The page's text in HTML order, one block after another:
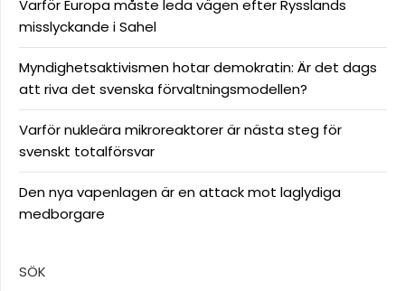
Varför Europa måste leda vägen efter Rysslands
misslyckande i Sahel
Myndighetsaktivismen hotar demokratin: Är det dags
att riva det svenska förvaltningsmodellen?
Varför nukleära mikroreaktorer är nästa steg för
svenskt totalförsvar
Den nya vapenlagen är en attack mot laglydiga
medborgare
SÖK